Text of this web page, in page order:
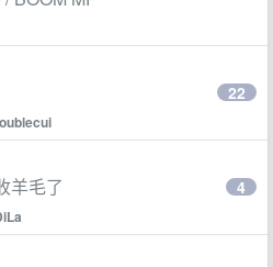
22
羊毛了 4